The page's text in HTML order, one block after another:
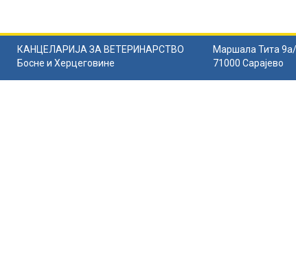
КАНЦЕЛАРИЈА ЗА ВЕТЕРИНАРСТВО
Босне и Херцеговине
Маршала Тита
71000 Сарајево